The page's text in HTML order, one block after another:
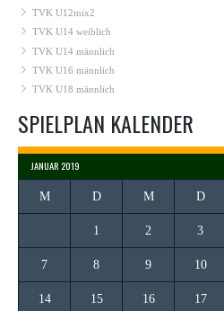
TVK U12mix2
TVK U14 weiblich
TVK U14 männlich
TVK U16 männlich
TVK U18 männlich
SPIELPLAN KALENDER
JANUAR 2019
M D M D
1 2 3
7 8 9 10
14 15 16 17